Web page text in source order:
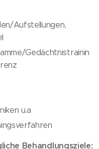
Aufstellungen,
Gedächtnistrainin
u.a
Behandlungsziele: